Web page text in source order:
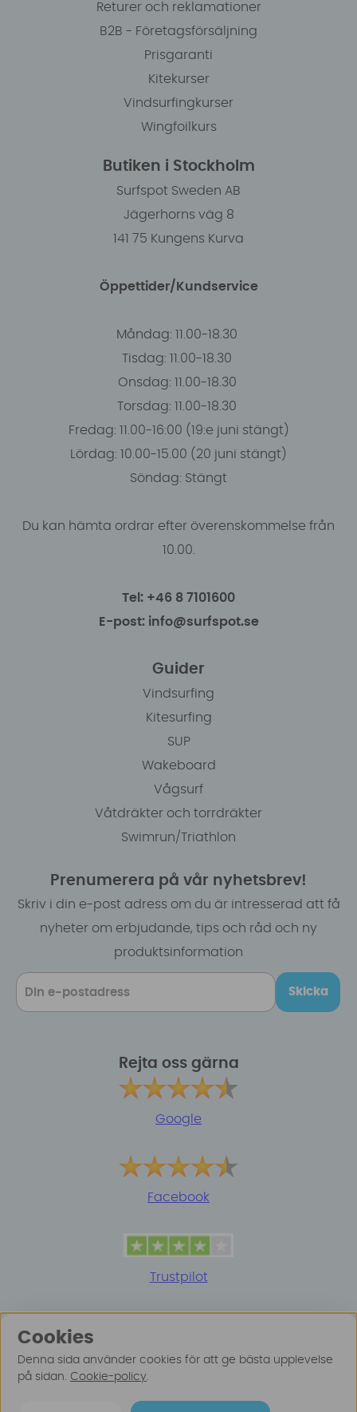
Returer och reklamationer
B2B - Företagsförsäljning
Prisgaranti
Kitekurser
Vindsurfingkurser
Wingfoilkurs
Butiken i Stockholm
Surfspot Sweden AB
Jägerhorns väg 8
141 75 Kungens Kurva
Öppettider/Kundservice
Måndag: 11.00-18.30
Tisdag: 11.00-18.30
Onsdag: 11.00-18.30
Torsdag: 11.00-18.30
Fredag: 11.00-16:00 (19:e juni stängt)
Lördag: 10.00-15.00 (20 juni stängt)
Söndag: Stängt
Du kan hämta ordrar efter överenskommelse från
10.00.
Tel: +46 8 7101600
E-post: info@surfspot.se
Guider
Vindsurfing
Kitesurfing
SUP
Wakeboard
Vågsurf
Våtdräkter och torrdräkter
Swimrun/Triathlon
Prenumerera på vår nyhetsbrev!
Skriv i din e-post adress om du är intresserad att få
nyheter om erbjudande, tips och råd och ny
produktsinformation
Skicka
Rejta oss gärna
Google
Facebook
Trustpilot
Cookies
Denna sida använder cookies för att ge bästa upplevelse
på sidan. Cookie-policy.